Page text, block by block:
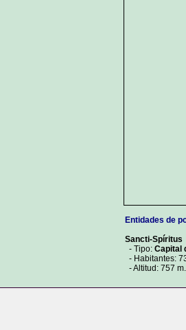
Entidades de
Sancti-Spíritus
- Tipo: Capital
- Habitantes:
- Altitud: 757 m.